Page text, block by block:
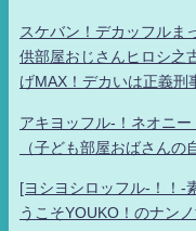
スケバン！デカッフルま
供部屋おじさんヒロシ之
げMAX！デカいは正義刑
アキヨッフル-！ネオニー
（子ども部屋おばさんの
[ヨシヨシロッフル-！！-
うこそYOUKO！のナン